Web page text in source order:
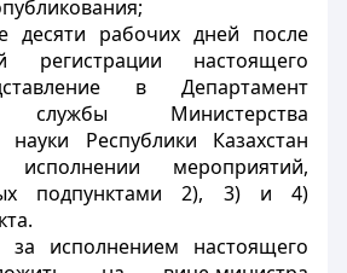
десяти рабочих дней после
регистрации настоящего
в Департамент
службы Министерства
Республики Казахстан
мероприятий,
подпунктами 2), 3) и 4)
за исполнением настоящего